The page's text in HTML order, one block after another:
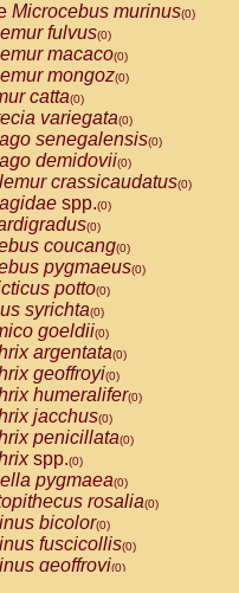
Microcebus murinus(0)
fulvus(0)
macaco(0)
mongoz(0)
catta(0)
variegata(0)
senegalensis(0)
demidovii(0)
crassicaudatus(0)
spp.(0)
(0)
coucang(0)
pygmaeus(0)
potto(0)
syrichta(0)
goeldii(0)
argentata(0)
geoffroyi(0)
humeralifer(0)
jacchus(0)
penicillata(0)
spp.(0)
pygmaea(0)
rosalia(0)
bicolor(0)
fuscicollis(0)
geoffroyi(0)